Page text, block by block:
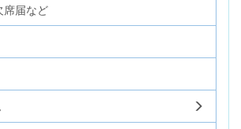
席届など